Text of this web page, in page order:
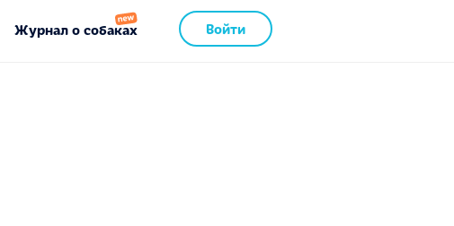
Войти
Журнал о собаках